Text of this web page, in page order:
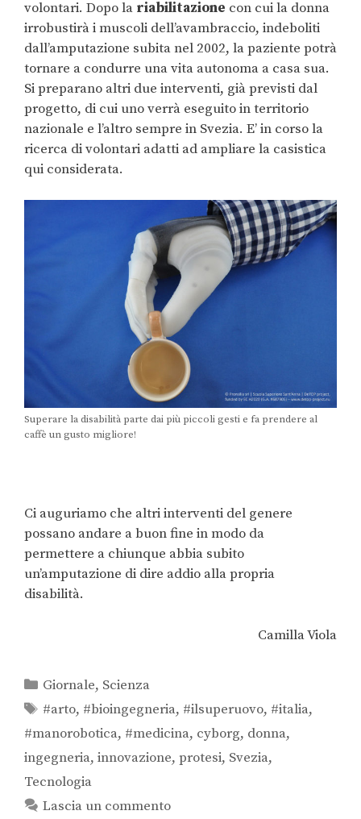
volontari. Dopo la riabilitazione con cui la donna
irrobustirà i muscoli dell’avambraccio, indeboliti
dall’amputazione subita nel 2002, la paziente potrà
tornare a condurre una vita autonoma a casa sua.
Si preparano altri due interventi, già previsti dal
progetto, di cui uno verrà eseguito in territorio
nazionale e l’altro sempre in Svezia. E’ in corso la
ricerca di volontari adatti ad ampliare la casistica
qui considerata.
Superare la disabilità parte dai più piccoli gesti e fa prendere al
caffè un gusto migliore!
Ci auguriamo che altri interventi del genere
possano andare a buon fine in modo da
permettere a chiunque abbia subito
un’amputazione di dire addio alla propria
disabilità.
Camilla Viola
Giornale, Scienza
#arto, #bioingegneria, #ilsuperuovo, #italia,
#manorobotica, #medicina, cyborg, donna,
ingegneria, innovazione, protesi, Svezia,
Tecnologia
Lascia un commento